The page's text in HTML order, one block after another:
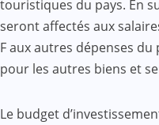
touristiques du pays. En
seront affectés aux
F aux autres dépenses
pour les autres biens et
Le budget